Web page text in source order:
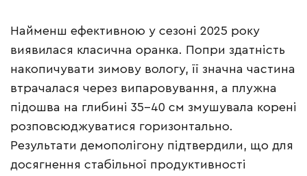
Найменш ефективною у сезоні 2025 року
виявилася класична оранка. Попри здатність
накопичувати зимову вологу, її значна частина
втрачалася через випаровування, а плужна
підошва на глибині 35–40 см змушувала корені
розповсюджуватися горизонтально.
Результати демополігону підтвердили, що для
досягнення стабільної продуктивності